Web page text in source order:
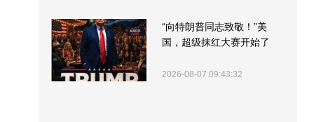
“向特朗普同志致敬！”美
国，超级抹红大赛开始了
2026-08-07 09:43:32